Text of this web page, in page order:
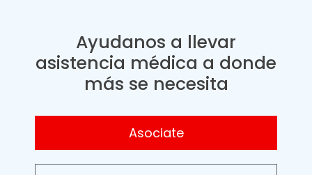
Ayudanos a llevar
asistencia médica a donde
más se necesita
Asociate